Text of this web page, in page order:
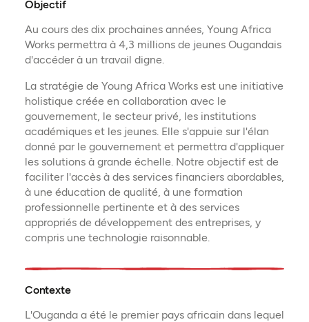
Objectif
Au cours des dix prochaines années, Young Africa
Works permettra à 4,3 millions de jeunes Ougandais
d'accéder à un travail digne.
La stratégie de Young Africa Works est une initiative
holistique créée en collaboration avec le
gouvernement, le secteur privé, les institutions
académiques et les jeunes. Elle s'appuie sur l'élan
donné par le gouvernement et permettra d'appliquer
les solutions à grande échelle. Notre objectif est de
faciliter l'accès à des services financiers abordables,
à une éducation de qualité, à une formation
professionnelle pertinente et à des services
appropriés de développement des entreprises, y
compris une technologie raisonnable.
Contexte
L'Ouganda a été le premier pays africain dans lequel